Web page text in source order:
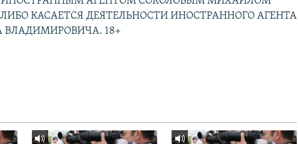
КАСАЕТСЯ ДЕЯТЕЛЬНОСТИ ИНОСТРАННОГО АГЕНТА
18+